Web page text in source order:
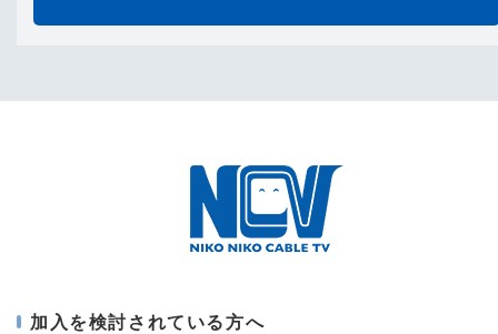
加入を検討されている方へ